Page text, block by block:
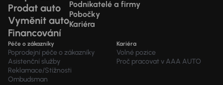
Prodat auto
Vyměnit auto
Financování
Podnikatelé a firmy
Pobočky
Kariéra
Péče o zákazníky
Poprodejní péče o zákazníky
Asistenční služby
Reklamace/Stížnosti
Ombudsman
Kariéra
Volné pozice
Proč pracovat v AAA AUTO